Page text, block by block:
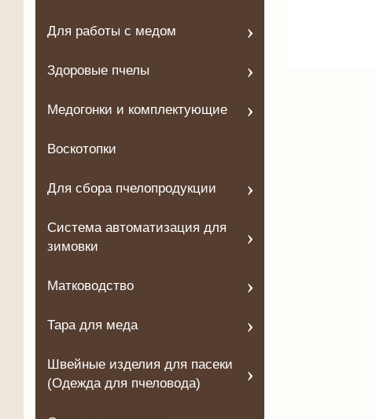
Для работы с медом
Здоровые пчелы
Медогонки и комплектующие
Воскотопки
Для сбора пчелопродукции
Система автоматизация для
зимовки
Матководство
Тара для меда
Швейные изделия для пасеки
(Одежда для пчеловода)